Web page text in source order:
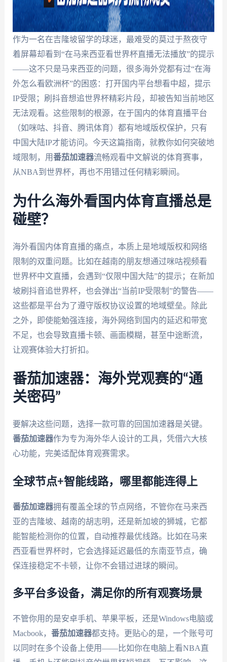
作为一名在吉隆坡留学的球迷，最难受的莫过于熬夜守
着屏幕却看到“在马来西亚看世界杯直播无法播放”的提示
——这不只是马来西亚的问题，很多海外党都有过“在海
外怎么看欧洲杯”的困惑：打开国内平台想看中超，提示
IP受限；刷抖音想追世界杯精彩片段，却被告知当前地区
无法观看。这些限制的根源，在于国内的体育直播平台
（如咪咕、抖音、腾讯体育）都有地域版权保护，只有
中国大陆IP才能访问。今天这篇指南，就教你如何突破地
域限制，用番茄加速器流畅观看中文解说的体育赛事，
从NBA到世界杯，再也不用错过任何精彩瞬间。
为什么海外看国内体育直播总是
碰壁？
海外看国内体育直播的痛点，本质上是地域版权和网络
限制的双重问题。比如在越南的朋友想通过咪咕视频看
世界杯中文直播，会遇到“仅限中国大陆”的提示；在新加
坡刷抖音追世界杯，也会弹出“当前IP受限制”的警告——
这些都是平台为了遵守版权协议设置的地域壁垒。除此
之外，即使能勉强连接，海外网络到国内的延迟和带宽
不足，也会导致直播卡顿、画面模糊，甚至中途断流，
让观赛体验大打折扣。
番茄加速器：海外党观赛的“通
关密码”
要解决这些问题，选择一款可靠的回国加速器是关键。
番茄加速器作为专为海外华人设计的工具，凭借六大核
心功能，完美适配体育观赛需求。
全球节点+智能线路，哪里都能连得上
番茄加速器拥有覆盖全球的节点网络，不管你在马来西
亚的吉隆坡、越南的胡志明，还是新加坡的狮城，它都
能智能检测你的位置，自动推荐最优线路。比如在马来
西亚看世界杯时，它会选择延迟最低的东南亚节点，确
保连接稳定不卡顿，让你不会错过进球的瞬间。
多平台多设备，满足你的所有观赛场景
不管你用的是安卓手机、苹果平板，还是Windows电脑或
Macbook， 番茄加速器都支持。更贴心的是，一个账号可
以同时在多个设备上使用——比如你在电脑上看NBA直